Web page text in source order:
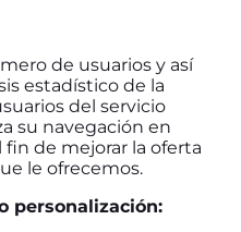
de usuarios y así
estadístico de la
del servicio
su navegación en
de mejorar la oferta
le ofrecemos.
personalización: